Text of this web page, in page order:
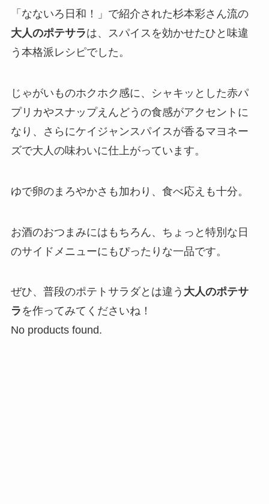
「なないろ日和！」で紹介された杉本彩さん流の
大人のポテサラは、スパイスを効かせたひと味違
う本格派レシピでした。
じゃがいものホクホク感に、シャキッとした赤パ
プリカやスナップえんどうの食感がアクセントに
なり、さらにケイジャンスパイスが香るマヨネー
ズで大人の味わいに仕上がっています。
ゆで卵のまろやかさも加わり、食べ応えも十分。
お酒のおつまみにはもちろん、ちょっと特別な日
のサイドメニューにもぴったりな一品です。
ぜひ、普段のポテトサラダとは違う 大人のポテサ
ラ を作ってみてくださいね！
No products found.